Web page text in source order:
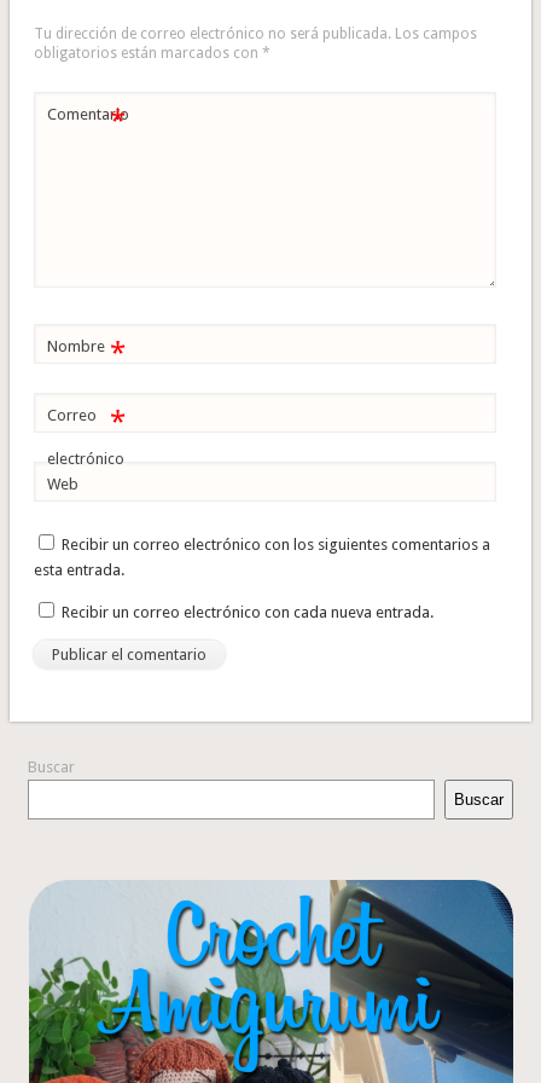
Tu dirección de correo electrónico no será publicada. Los campos
obligatorios están marcados con *
Comentario
*
Nombre *
Correo
electrónico
*
Web
Recibir un correo electrónico con los siguientes comentarios a
esta entrada.
Recibir un correo electrónico con cada nueva entrada.
Buscar
Buscar